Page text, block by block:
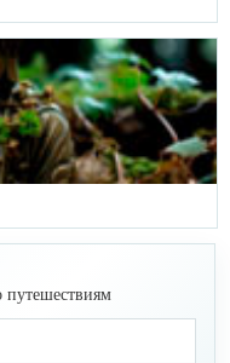
путешествиям